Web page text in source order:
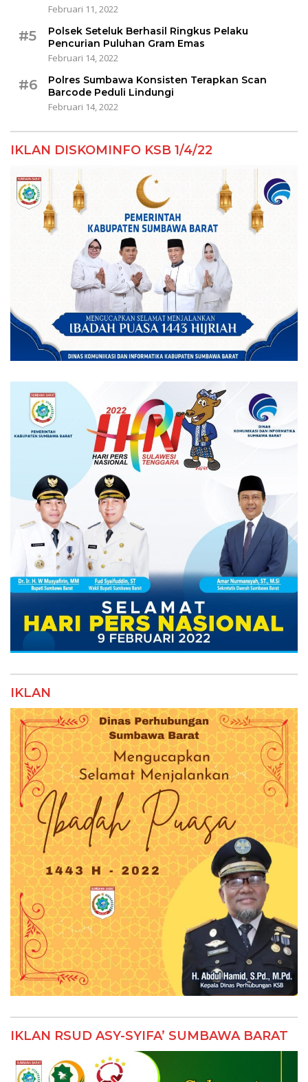
Februari 11, 2022
#5
Polsek Seteluk Berhasil Ringkus Pelaku
Pencurian Puluhan Gram Emas
Februari 14, 2022
#6
Polres Sumbawa Konsisten Terapkan Scan
Barcode Peduli Lindungi
Februari 14, 2022
IKLAN DISKOMINFO KSB 1/4/22
IKLAN
IKLAN RSUD ASY-SYIFA’ SUMBAWA BARAT